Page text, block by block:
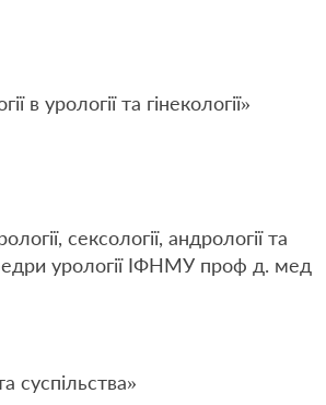
в урології та гінекології»
сексології, андрології та
урології ІФНМУ проф д. мед
суспільства»